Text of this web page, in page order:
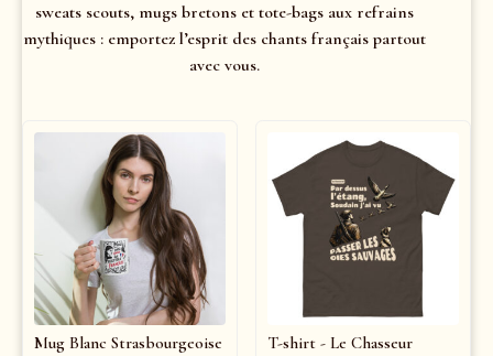
sweats scouts, mugs bretons et tote-bags aux refrains
mythiques : emportez l’esprit des chants français partout
avec vous.
Mug Blanc Strasbourgeoise
T-shirt - Le Chasseur